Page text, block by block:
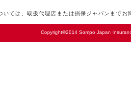
ては、取扱代理店または損保ジャパンまでお
Copyright©2014 Sompo Japan